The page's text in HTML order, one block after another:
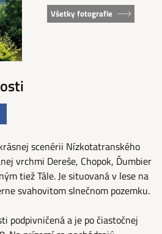
Všetky fotografie
scenérii Nízkotatranského
vrchmi Dereše, Chopok, Ďumbier
tiež Tále. Je situovaná v lese na
svahovitom slnečnom pozemku.
podpivničená a je po čiastočnej